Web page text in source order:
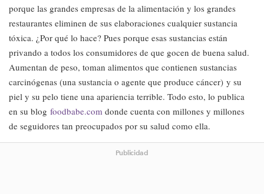
porque las grandes empresas de la alimentación y los grandes
restaurantes eliminen de sus elaboraciones cualquier sustancia
tóxica. ¿Por qué lo hace? Pues porque esas sustancias están
privando a todos los consumidores de que gocen de buena salud.
Aumentan de peso, toman alimentos que contienen sustancias
carcinógenas (una sustancia o agente que produce cáncer) y su
piel y su pelo tiene una apariencia terrible. Todo esto, lo publica
en su blog foodbabe.com donde cuenta con millones y millones
de seguidores tan preocupados por su salud como ella.
Publicidad